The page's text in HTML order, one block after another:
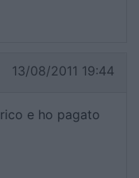
13/08/2011 19:44
e ho pagato